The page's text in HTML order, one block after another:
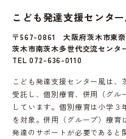
こども発達支援センタ
〒567-0861 大阪府茨木市東
茨木市南茨木多世代交流セン
TEL 072-636-0110
こども発達支援センター風は
受託し、個別療育、併用（グル
しています。個別療育は小学
を対象。併用（グループ）療育
発達のサポートが必要であると